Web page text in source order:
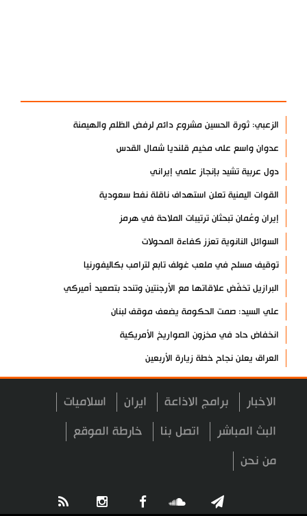
الزعبي: ثورة الحسين مشروع دائم لرفض الظلم والهيمنة
عدوان واسع على مخيم قلنديا شمال القدس
دول عربية تشيد بإنجاز علمي إيراني
القوات اليمنية تعلن استهداف ناقلة نفط سعودية
إيران وعُمان تبحثان ترتيبات الملاحة في هرمز
السوائل النانوية تعزز كفاءة المحولات
توقيف مسلح في ملعب غولف تابع لترامب بكاليفورنيا
البرازيل تخفّض علاقاتها مع الأرجنتين وتندد بتصعيد أميركي
علي السيد: صمت الحكومة يضعف موقف لبنان
انخفاض حاد في مخزون الصواريخ الأمريكية
العراق يعلن نجاح خطة زيارة الأربعين
رضائي: إيران جاهزة للدفاع عن سيادتها
رئيس بلدية طهران يلتقي مع متولي العتبة الحسينية ومحافظ كربلاء
تقرير مصور.. مراسم عزاء الأربعين بجوار مكان استشهاد الإمام
فريق طبي إيراني ينقذ حياة طفل عراقي بأعجوبة+ فيديو
الشيخ قاسم: المقاومة مستمرة ما دام الاحتلال موجودا
الاخبار برامج الاذاعة ايران اسلاميات
البث المباشر اتصل بنا خارطة الموقع
من نحن